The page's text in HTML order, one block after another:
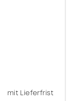
mit Lieferfrist